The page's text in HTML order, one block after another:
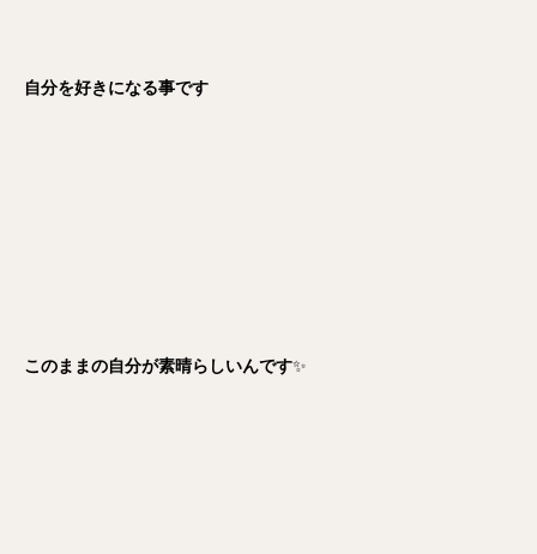
自分を好きになる事です
このままの自分が素晴らしいんです✨